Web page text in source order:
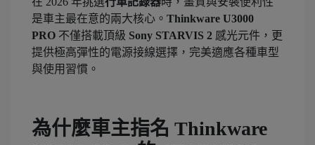
是車主最在意的兩大核心。 Thinkware U3000
PRO 不僅搭載頂級 Sony STARVIS 2 感光元件，更
提供極高彈性的電源接線選擇，完美適應各種車型
與使用習慣。
為什麼車主指名 Thinkware